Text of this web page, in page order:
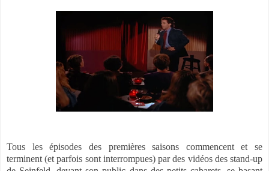
Tous les épisodes des premières saisons commencent et se
terminent (et parfois sont interrompues) par des vidéos des stand-up